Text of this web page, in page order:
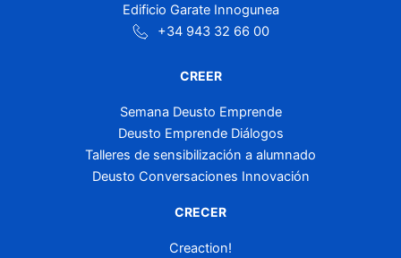
Edificio Garate Innogunea
+34 943 32 66 00
CREER
Semana Deusto Emprende
Deusto Emprende Diálogos
Talleres de sensibilización a alumnado
Deusto Conversaciones Innovación
CRECER
Creaction!